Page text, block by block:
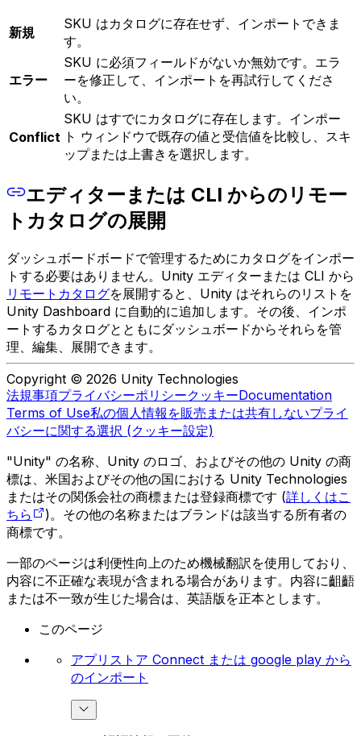
新規
SKU はカタログに存在せず、インポートできま
す。
エラー
SKU に必須フィールドがないか無効です。エラ
ーを修正して、インポートを再試行してくださ
い。
Conflict
SKU はすでにカタログに存在します。インポー
ト ウィンドウで既存の値と受信値を比較し、スキ
ップまたは上書きを選択します。
エディターまたは CLI からのリモー
トカタログの展開
ダッシュボードボードで管理するためにカタログをインポー
トする必要はありません。Unity エディターまたは CLI から
リモートカタログを展開すると、Unity はそれらのリストを
Unity Dashboard に自動的に追加します。その後、インポ
ートするカタログとともにダッシュボードからそれらを管
理、編集、展開できます。
Copyright © 2026 Unity Technologies
法規事項プライバシーポリシークッキーDocumentation
Terms of Use私の個人情報を販売または共有しないプライ
バシーに関する選択 (クッキー設定)
"Unity" の名称、Unity のロゴ、およびその他の Unity の商
標は、米国およびその他の国における Unity Technologies
またはその関係会社の商標または登録商標です (詳しくはこ
ちら
)。その他の名称またはブランドは該当する所有者の
商標です。
一部のページは利便性向上のため機械翻訳を使用しており、
内容に不正確な表現が含まれる場合があります。内容に齟齬
または不一致が生じた場合は、英語版を正本とします。
このページ
アプリストア Connect または google play から
のインポート